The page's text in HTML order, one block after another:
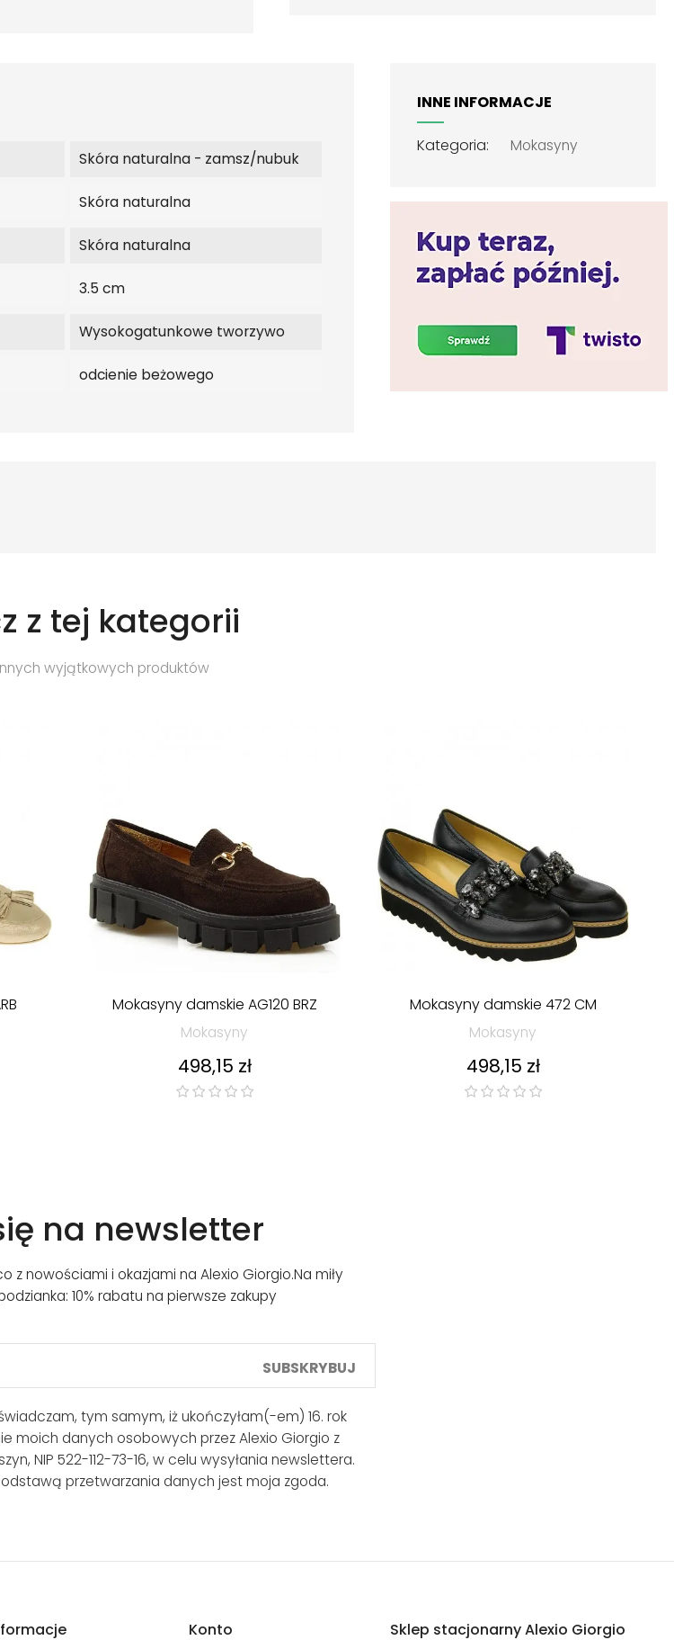
Skóra naturalna - zamsz/nubuk
Skóra naturalna
Skóra naturalna
3.5 cm
Wysokogatunkowe tworzywo
odcienie beżowego
INNE INFORMACJE
Kategoria: Mokasyny
z tej kategorii
wyjątkowych produktów
Mokasyny damskie AG120 BRZ
Mokasyny
Cena
498,15 zł
Mokasyny damskie 472 CM
Mokasyny
Cena
498,15 zł
na newsletter
z nowościami i okazjami na Alexio Giorgio.Na miły
10% rabatu na pierwsze zakupy
SUBSKRYBUJ
tym samym, iż ukończyłam(-em) 16. rok
moich danych osobowych przez Alexio Giorgio z
NIP 522-112-73-16, w celu wysyłania newslettera.
przetwarzania danych jest moja zgoda.
Konto Sklep stacjonarny Alexio Giorgio